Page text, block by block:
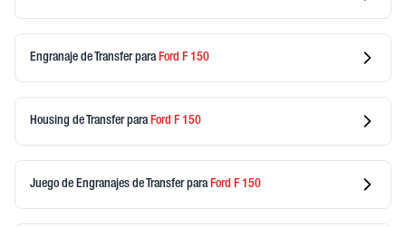
Engranaje de Transferpara Ford F 150
Housing de Transferpara Ford F 150
Juego de Engranajes de Transferpara Ford F 150